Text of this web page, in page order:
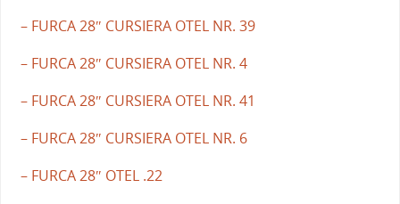
– FURCA 28″ CURSIERA OTEL NR. 39
– FURCA 28″ CURSIERA OTEL NR. 4
– FURCA 28″ CURSIERA OTEL NR. 41
– FURCA 28″ CURSIERA OTEL NR. 6
– FURCA 28″ OTEL .22